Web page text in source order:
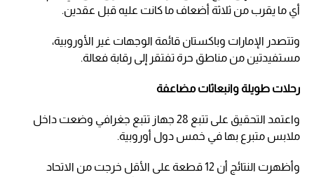
أي ما يقرب من ثلاثة أضعاف ما كانت عليه قبل عقدين.
وتتصدر الإمارات وباكستان قائمة الوجهات غير الأوروبية،
مستفيدتين من مناطق حرة تفتقر إلى رقابة فعالة.
رحلات طويلة وانبعاثات مضاعفة
واعتمد التحقيق على تتبع 28 جهاز تتبع جغرافي وضعت داخل
ملابس متبرع بها في خمس دول أوروبية.
وأظهرت النتائج أن 12 قطعة على الأقل خرجت من الاتحاد